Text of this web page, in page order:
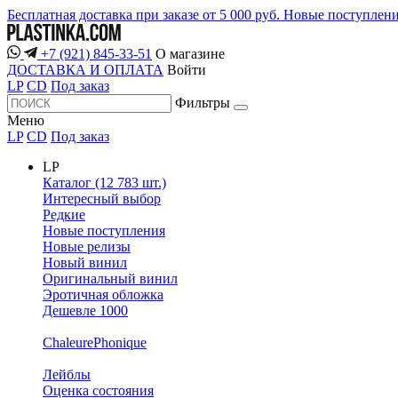
Бесплатная доставка при заказе от 5 000 руб. Новые
+7 (921) 845-33-51 О магазине
ДОСТАВКА И ОПЛАТА Войти
LP CD Под заказ
Фильтры
Меню
LP CD Под заказ
LP
Каталог (12 783 шт.)
Интересный выбор
Редкие
Новые поступления
Новые релизы
Новый винил
Оригинальный винил
Эротичная обложка
Дешевле 1000
ChaleurePhonique
Лейблы
Оценка состояния